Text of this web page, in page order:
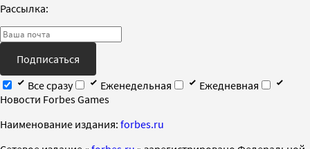
Рассылка:
Подписаться
Все сразу
Еженедельная
Ежедневная
Новости Forbes Games
Наименование издания: forbes.ru